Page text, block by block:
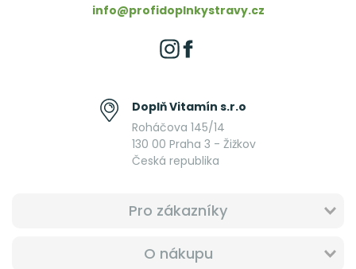
info@profidoplnkystravy.cz
Doplň Vitamín s.r.o
Roháčova 145/14
130 00 Praha 3 - Žižkov
Česká republika
Pro zákazníky
O nákupu